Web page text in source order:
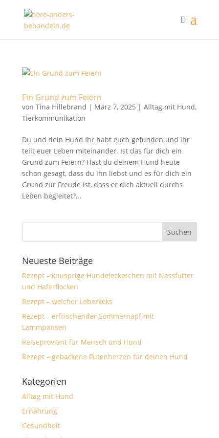
Ein Grund zum Feiern
von Tina Hillebrand | März 7, 2025 | Alltag mit Hund,
Tierkommunikation
Du und dein Hund Ihr habt euch gefunden und ihr
teilt euer Leben miteinander. Ist das für dich ein
Grund zum Feiern? Hast du deinem Hund heute
schon gesagt, dass du ihn liebst und es für dich ein
Grund zur Freude ist, dass er dich aktuell durchs
Leben begleitet?...
Neueste Beiträge
Rezept – knusprige Hundeleckerchen mit Nassfutter
und Haferflocken
Rezept – weicher Leberkeks
Rezept – erfrischender Sommernapf mit
Lammpansen
Reiseproviant für Mensch und Hund
Rezept – gebackene Putenherzen für deinen Hund
Kategorien
Alltag mit Hund
Ernährung
Gesundheit